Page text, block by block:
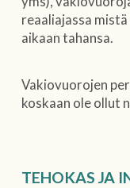
reaaliajassa
aikaan tahansa.
Vakiovuorojen
koskaan ole ollut
TEHOKAS JA